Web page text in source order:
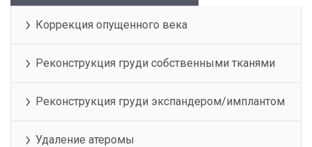
Коррекция опущенного века
Реконструкция груди собственными тканями
Реконструкция груди экспандером/имплантом
Удаление атеромы